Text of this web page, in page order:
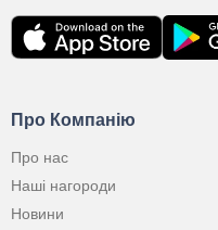
Про Компанію
Про нас
Наші нагороди
Новини